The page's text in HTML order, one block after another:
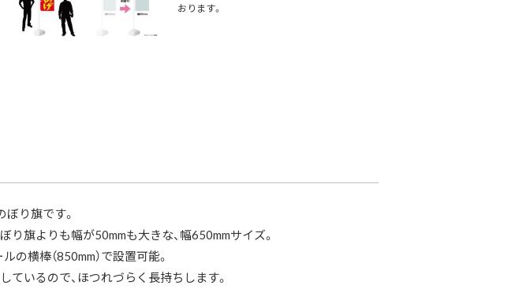
おります。
り旗です。
り旗よりも幅が50mmも大きな、幅650mmサイズ。
横棒（850mm）で設置可能。
ているので、ほつれづらく長持ちします。